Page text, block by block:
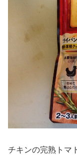
チキンの完熟トマ